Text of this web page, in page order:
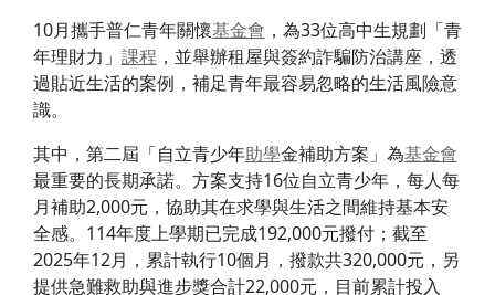
10月攜手普仁青年關懷基金會 ，為33位高中生規劃「青
年理財力」 課程，並舉辦租屋與簽約詐騙防治講座，透
過貼近生活的案例，補足青年最容易忽略的生活風險意
識。
其中，第二屆「自立青少年助學金補助方案」為基金會
最重要的長期承諾。方案支持16位自立青少年，每人每
月補助2,000元，協助其在求學與生活之間維持基本安
全感。114年度上學期已完成192,000元撥付；截至
2025年12月，累計執行10個月，撥款共320,000元，另
提供急難救助與進步獎合計22,000元，目前累計投入